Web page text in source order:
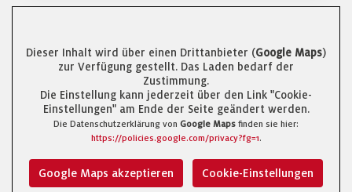
Dieser Inhalt wird über einen Drittanbieter (Google Maps)
zur Verfügung gestellt. Das Laden bedarf der
Zustimmung.
Die Einstellung kann jederzeit über den Link "Cookie-
Einstellungen" am Ende der Seite geändert werden.
Die Datenschutzerklärung von Google Maps finden sie hier:
https://policies.google.com/privacy?fg=1.
Google Maps akzeptieren Cookie-Einstellungen